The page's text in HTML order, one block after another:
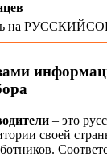
на
– это
своей